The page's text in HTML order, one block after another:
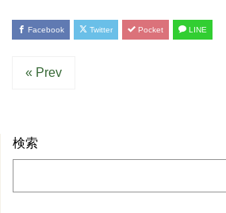
Facebook Twitter Pocket LINE
« Prev
検索